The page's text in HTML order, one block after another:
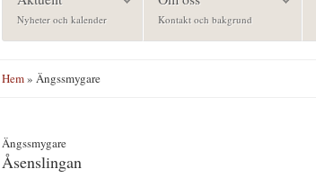
Nyheter och kalender Kontakt och bakgrund
Hem» Ängssmygare
Ängssmygare
Åsenslingan